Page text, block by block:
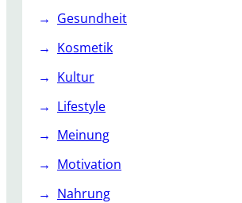
Gesundheit
Kosmetik
Kultur
Lifestyle
Meinung
Motivation
Nahrung